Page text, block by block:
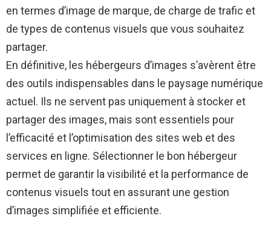
en termes d’image de marque, de charge de trafic et
de types de contenus visuels que vous souhaitez
partager.
En définitive, les hébergeurs d’images s’avèrent être
des outils indispensables dans le paysage numérique
actuel. Ils ne servent pas uniquement à stocker et
partager des images, mais sont essentiels pour
l’efficacité et l’optimisation des sites web et des
services en ligne. Sélectionner le bon hébergeur
permet de garantir la visibilité et la performance de
contenus visuels tout en assurant une gestion
d’images simplifiée et efficiente.